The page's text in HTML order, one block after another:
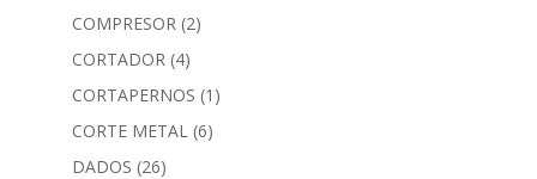
COMPRESOR (2)
CORTADOR (4)
CORTAPERNOS (1)
CORTE METAL (6)
DADOS (26)